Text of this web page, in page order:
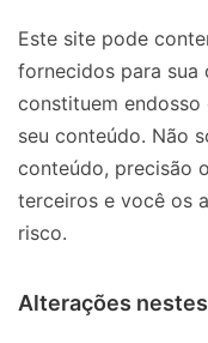
Este site pode
fornecidos para sua
constituem
seu conteúdo. Não
conteúdo, precisão
terceiros e você os
risco.
Alterações